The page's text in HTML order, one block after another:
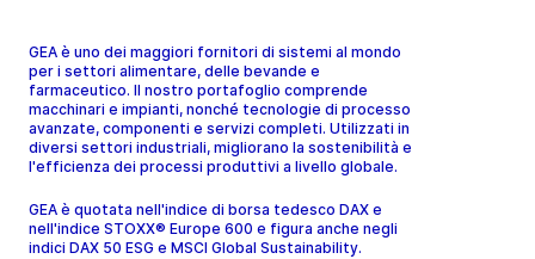
GEA è uno dei maggiori fornitori di sistemi al mondo
per i settori alimentare, delle bevande e
farmaceutico. Il nostro portafoglio comprende
macchinari e impianti, nonché tecnologie di processo
avanzate, componenti e servizi completi. Utilizzati in
diversi settori industriali, migliorano la sostenibilità e
l'efficienza dei processi produttivi a livello globale.
GEA è quotata nell'indice di borsa tedesco DAX e
nell'indice STOXX® Europe 600 e figura anche negli
indici DAX 50 ESG e MSCI Global Sustainability.